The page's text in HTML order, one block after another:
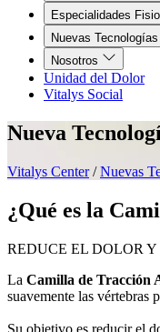
Especialidades
Nuevas Tecnologías
Nosotros
Unidad del Dolor
Vitalys Social
Nueva
Vitalys Center / Nuevas
¿Qué es la
REDUCE EL DOLOR
La Camilla de Tracción
suavemente las vértebras
Su objetivo es reducir el